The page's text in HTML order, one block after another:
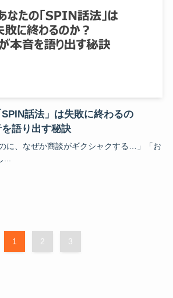
話法」は失敗に終わるの
語り出す秘訣
に、なぜか商談がギクシャクする…」「お
1 2 3